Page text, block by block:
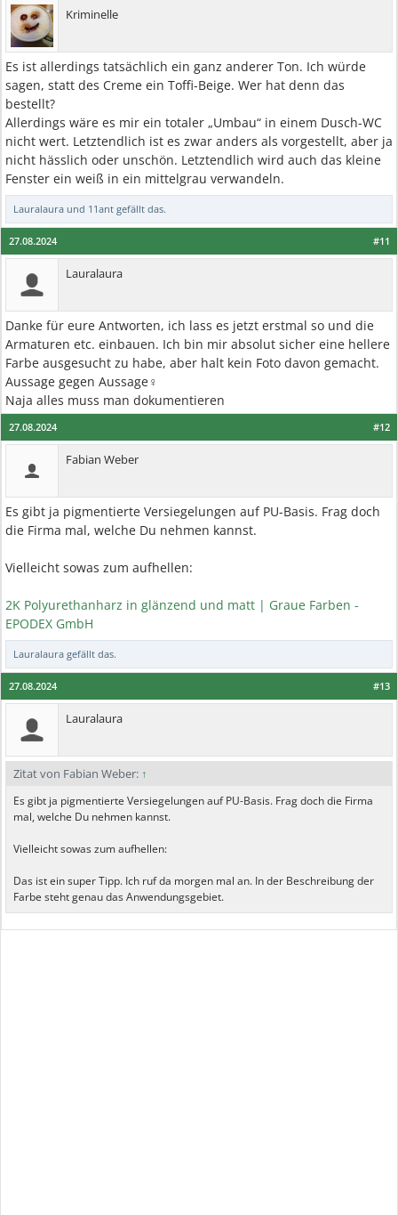
Kriminelle
Es ist allerdings tatsächlich ein ganz anderer Ton. Ich würde
sagen, statt des Creme ein Toffi-Beige. Wer hat denn das
bestellt?
Allerdings wäre es mir ein totaler „Umbau“ in einem Dusch-WC
nicht wert. Letztendlich ist es zwar anders als vorgestellt, aber ja
nicht hässlich oder unschön. Letztendlich wird auch das kleine
Fenster ein weiß in ein mittelgrau verwandeln.
Lauralaura und 11ant gefällt das.
#11
27.08.2024
Lauralaura
Danke für eure Antworten, ich lass es jetzt erstmal so und die
Armaturen etc. einbauen. Ich bin mir absolut sicher eine hellere
Farbe ausgesucht zu habe, aber halt kein Foto davon gemacht.
Aussage gegen Aussage‍♀️
Naja alles muss man dokumentieren
#12
27.08.2024
Fabian Weber
Es gibt ja pigmentierte Versiegelungen auf PU-Basis. Frag doch
die Firma mal, welche Du nehmen kannst.
Vielleicht sowas zum aufhellen:
2K Polyurethanharz in glänzend und matt | Graue Farben -
EPODEX GmbH
Lauralaura gefällt das.
#13
27.08.2024
Lauralaura
Zitat von Fabian Weber: ↑
Es gibt ja pigmentierte Versiegelungen auf PU-Basis. Frag doch die Firma
mal, welche Du nehmen kannst.
Vielleicht sowas zum aufhellen:
Das ist ein super Tipp. Ich ruf da morgen mal an. In der Beschreibung der
Farbe steht genau das Anwendungsgebiet.